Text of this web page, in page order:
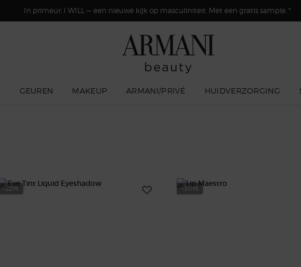
In primeur: I WILL — een nieuwe kijk op masculiniteit. Met een gratis sample. *
GEUREN MAKEUP ARMANI/PRIVÉ HUIDVERZORGING
-22% -30%